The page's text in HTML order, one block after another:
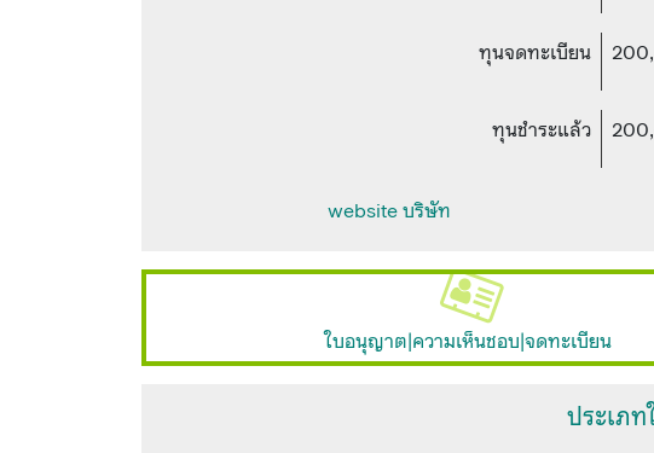
ทุนจดทะเบียน
ทุนชำระแล้ว
website บริษัท
ใบอนุญาต|ความเห็นชอบ|จดทะเบียน
ประเภ